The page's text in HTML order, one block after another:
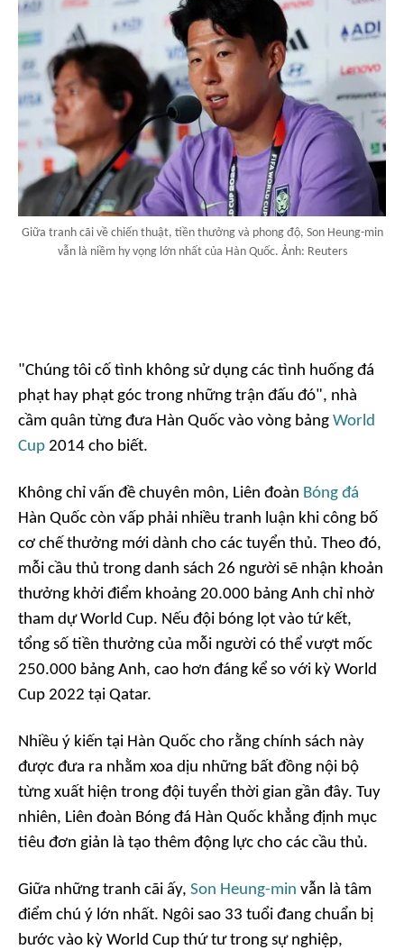
Giữa tranh cãi về chiến thuật, tiền thưởng và phong độ, Son Heung-min
vẫn là niềm hy vọng lớn nhất của Hàn Quốc. Ảnh: Reuters
"Chúng tôi cố tình không sử dụng các tình huống đá
phạt hay phạt góc trong những trận đấu đó", nhà
cầm quân từng đưa Hàn Quốc vào vòng bảng World
Cup 2014 cho biết.
Không chỉ vấn đề chuyên môn, Liên đoàn Bóng đá
Hàn Quốc còn vấp phải nhiều tranh luận khi công bố
cơ chế thưởng mới dành cho các tuyển thủ. Theo đó,
mỗi cầu thủ trong danh sách 26 người sẽ nhận khoản
thưởng khởi điểm khoảng 20.000 bảng Anh chỉ nhờ
tham dự World Cup. Nếu đội bóng lọt vào tứ kết,
tổng số tiền thưởng của mỗi người có thể vượt mốc
250.000 bảng Anh, cao hơn đáng kể so với kỳ World
Cup 2022 tại Qatar.
Nhiều ý kiến tại Hàn Quốc cho rằng chính sách này
được đưa ra nhằm xoa dịu những bất đồng nội bộ
từng xuất hiện trong đội tuyển thời gian gần đây. Tuy
nhiên, Liên đoàn Bóng đá Hàn Quốc khẳng định mục
tiêu đơn giản là tạo thêm động lực cho các cầu thủ.
Giữa những tranh cãi ấy, Son Heung-min vẫn là tâm
điểm chú ý lớn nhất. Ngôi sao 33 tuổi đang chuẩn bị
bước vào kỳ World Cup thứ tư trong sự nghiệp,